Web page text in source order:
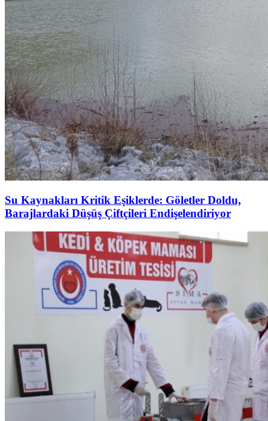
Su Kaynakları Kritik Eşiklerde: Göletler Doldu,
Barajlardaki Düşüş Çiftçileri Endişelendiriyor